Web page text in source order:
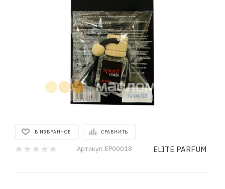
В ИЗБРАННОЕ СРАВНИТЬ
Артикул: EP00018 ELITE PARFUM